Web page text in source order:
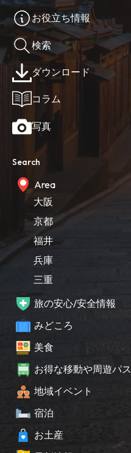
お役立ち情報
検索
ダウンロード
コラム
写真
Search
Area
大阪
京都
福井
兵庫
三重
旅の安心/安全情報
みどころ
美食
お得な移動や周遊パス
地域イベント
宿泊
お土産